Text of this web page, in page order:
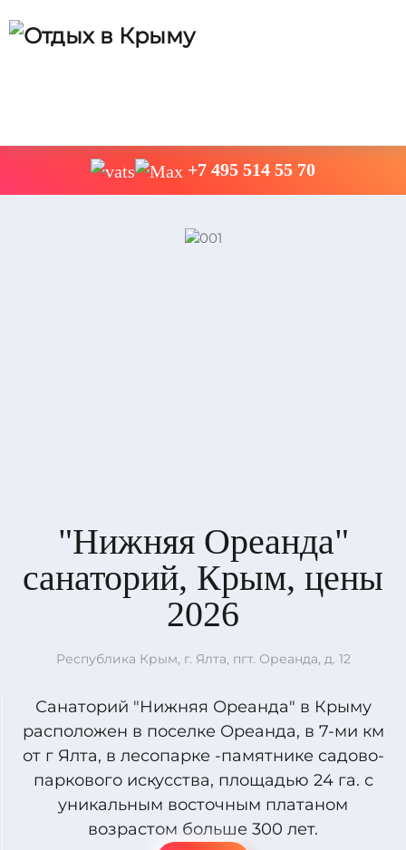
+7 495 514 55 70
"Нижняя Ореанда"
санаторий, Крым, цены
2026
Республика Крым, г. Ялта, пгт. Ореанда, д. 12
Санаторий "Нижняя Ореанда" в Крыму
расположен в поселке Ореанда, в 7-ми км
от г Ялта, в лесопарке -памятнике садово-
паркового искусства, площадью 24 га. с
уникальным восточным платаном
возрастом больше 300 лет.